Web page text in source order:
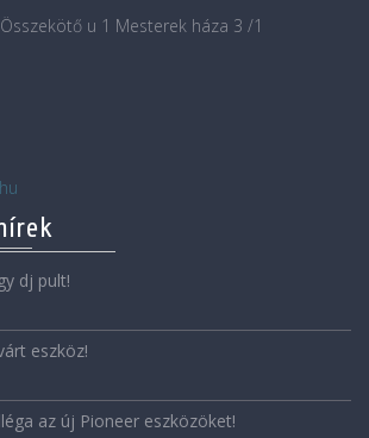
u 1 Mesterek háza 3 /1
dj pult!
eszköz!
az új Pioneer eszközöket!